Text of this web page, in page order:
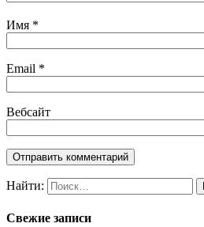
Имя *
Email *
Вебсайт
Найти:
Свежие записи